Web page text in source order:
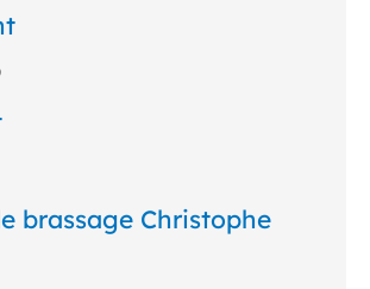
brassage Christophe